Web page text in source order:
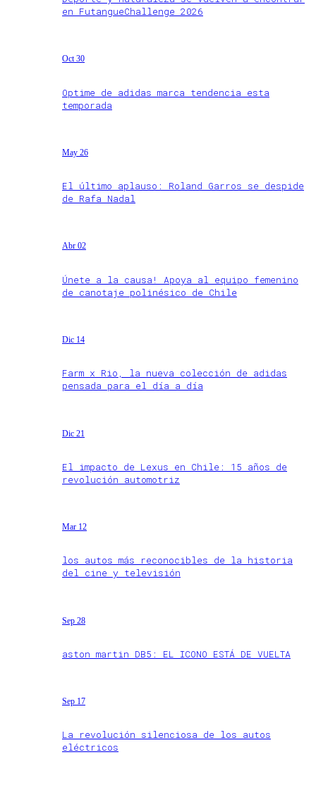
en FutangueChallenge 2026
Oct 30
Optime de adidas marca tendencia esta
temporada
May 26
El último aplauso: Roland Garros se despide
de Rafa Nadal
Abr 02
Únete a la causa! Apoya al equipo femenino
de canotaje polinésico de Chile
Dic 14
Farm x Rio, la nueva colección de adidas
pensada para el día a día
Dic 21
El impacto de Lexus en Chile: 15 años de
revolución automotriz
Mar 12
los autos más reconocibles de la historia
del cine y televisión
Sep 28
aston martin DB5: EL ICONO ESTÁ DE VUELTA
Sep 17
La revolución silenciosa de los autos
eléctricos